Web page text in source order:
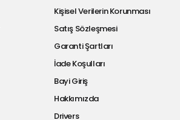
Kişisel Verilerin Korunması
Satış Sözleşmesi
Garanti Şartları
İade Koşulları
Bayi Giriş
Hakkımızda
Drivers